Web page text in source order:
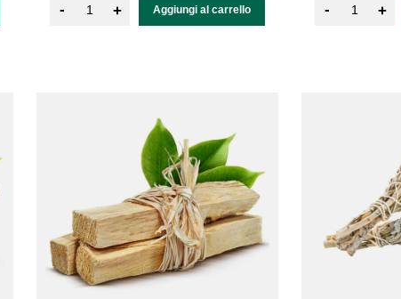
- + Aggiungi al carrello - +